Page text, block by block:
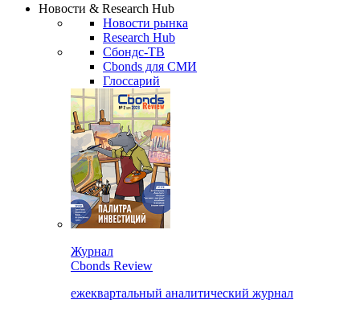
Новости & Research Hub
Новости рынка
Research Hub
Сбондс-ТВ
Cbonds для СМИ
Глоссарий
Журнал
Cbonds Review
ежеквартальный аналитический журнал